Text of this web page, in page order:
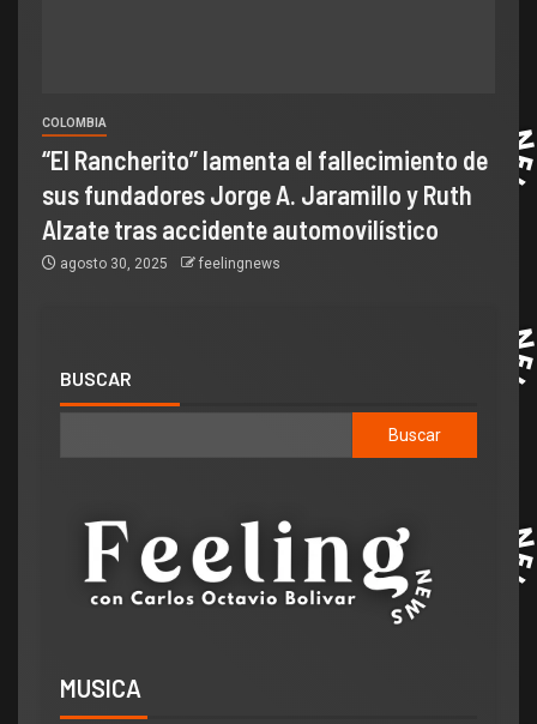
COLOMBIA
“El Rancherito” lamenta el fallecimiento de
sus fundadores Jorge A. Jaramillo y Ruth
Alzate tras accidente automovilístico
agosto 30, 2025 feelingnews
BUSCAR
Buscar
MUSICA